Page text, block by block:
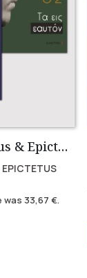
Marcus Aurelius & Epictetus (Compact works in Greek)
EPICTETUS
€.
was 33,67 €.